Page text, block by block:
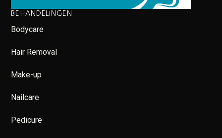
BEHANDELINGEN
Bodycare
Hair Removal
Make-up
Nailcare
Pedicure